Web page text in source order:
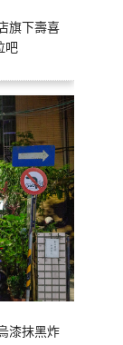
旗下壽喜
吧
漆抹黑炸